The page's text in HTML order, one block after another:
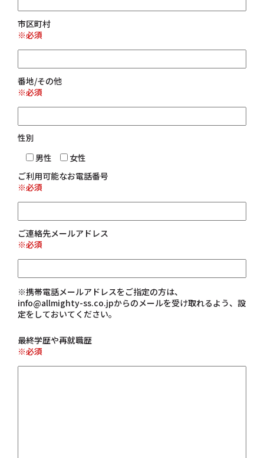
市区町村
※必須
番地/その他
※必須
性別
男性
女性
ご利用可能なお電話番号
※必須
ご連絡先メールアドレス
※必須
※携帯電話メールアドレスをご指定の方は、
info@allmighty-ss.co.jpからのメールを受け取れるよう、設
定をしておいてください。
最終学歴や再就職歴
※必須